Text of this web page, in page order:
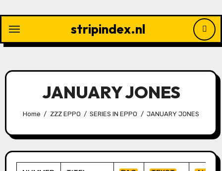
inhoud
stripindex.nl
JANUARY JONES
Home ZZZ EPPO SERIES IN EPPO JANUARY JONES